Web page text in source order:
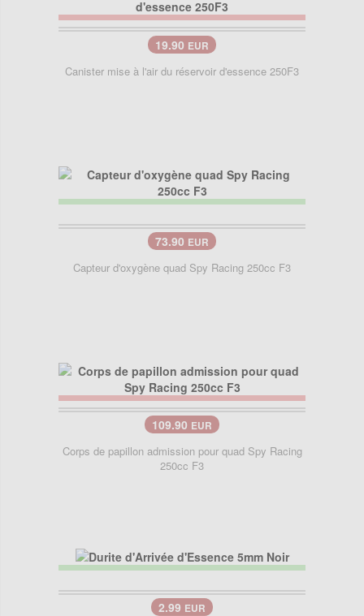
19.90 EUR
Canister mise à l'air du réservoir d'essence 250F3
73.90 EUR
Capteur d'oxygène quad Spy Racing 250cc F3
109.90 EUR
Corps de papillon admission pour quad Spy Racing
250cc F3
2.99 EUR